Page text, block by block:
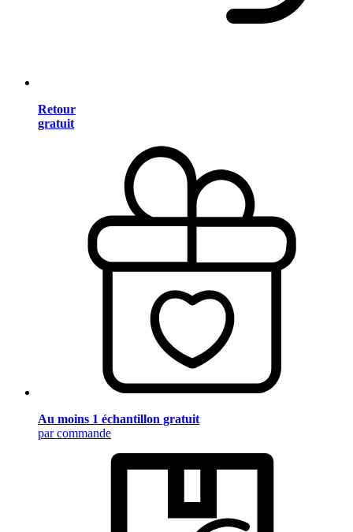
Retour
gratuit
Au moins 1 échantillon gratuit
par commande